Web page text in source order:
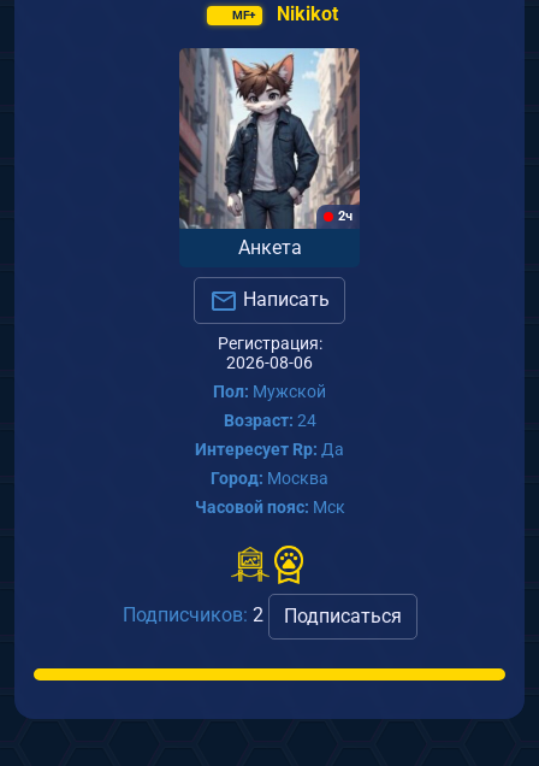
MF+ Nikikot
2ч
Анкета
Написать
Регистрация:
2026-08-06
Пол: Мужской
Возраст: 24
Интересует Rp: Да
Город: Москва
Часовой пояс: Мск
Подписчиков: 2 Подписаться